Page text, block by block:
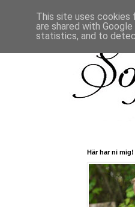
Här har ni mig!
This site uses cookies
are shared with
statistics, and to